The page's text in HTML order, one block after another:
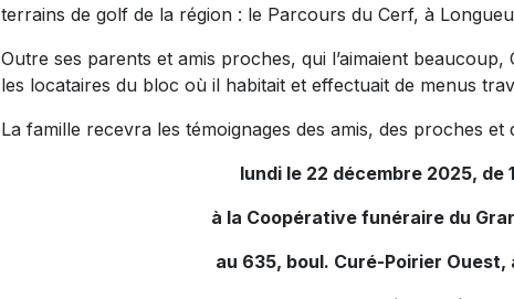
terrains de golf de la région : le Parcours du Cerf, à
Outre ses parents et amis proches, qui l’aimaient
les locataires du bloc où il habitait et effectuait de menus
La famille recevra les témoignages des amis, des proches et
lundi le 22 décembre 2025, de
à la Coopérative funéraire du
au 635, boul. Curé-Poirier Ouest,